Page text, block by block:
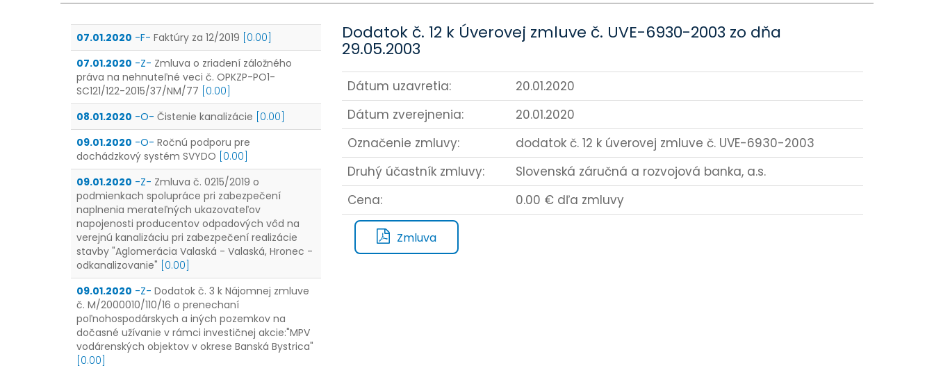
07.01.2020 -F- Faktúry za 12/2019 [0.00]
07.01.2020 -Z- Zmluva o zriadení záložného
práva na nehnuteľné veci č. OPKZP-PO1-
SC121/122-2015/37/NM/77 [0.00]
08.01.2020 -O- Čistenie kanalizácie [0.00]
09.01.2020 -O- Ročnú podporu pre
dochádzkový systém SVYDO [0.00]
09.01.2020 -Z- Zmluva č. 0215/2019 o
podmienkach spolupráce pri zabezpečení
naplnenia merateľných ukazovateľov
napojenosti producentov odpadových vôd na
verejnú kanalizáciu pri zabezpečení realizácie
stavby "Aglomerácia Valaská - Valaská, Hronec -
odkanalizovanie" [0.00]
09.01.2020 -Z- Dodatok č. 3 k Nájomnej zmluve
č. M/2000010/110/16 o prenechaní
poľnohospodárskych a iných pozemkov na
dočasné užívanie v rámci investičnej akcie:"MPV
vodárenských objektov v okrese Banská Bystrica"
[0.00]
Dodatok č. 12 k Úverovej zmluve č. UVE-6930-2003 zo dňa
29.05.2003
Dátum uzavretia:
20.01.2020
Dátum zverejnenia:
20.01.2020
Označenie zmluvy:
dodatok č. 12 k úverovej zmluve č. UVE-6930-2003
Druhý účastník zmluvy:
Slovenská záručná a rozvojová banka, a.s.
Cena:
0.00 € dľa zmluvy
Zmluva